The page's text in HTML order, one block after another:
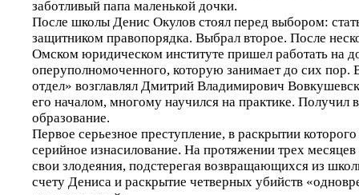
заботливый папа маленькой дочки.
После школы Денис Окулов стоял перед выбором:
защитником правопорядка. Выбрал второе. После
Омском юридическом институте пришел работать на
оперуполномоченного, которую занимает до сих пор.
отдел» возглавлял Дмитрий Владимирович
его началом, многому научился на практике. Получил
образование.
Первое серьезное преступление, в раскрытии
серийное изнасилование. На протяжении трех
свои злодеяния, подстерегая возвращающихся из
счету Дениса и раскрытие четверных убийств